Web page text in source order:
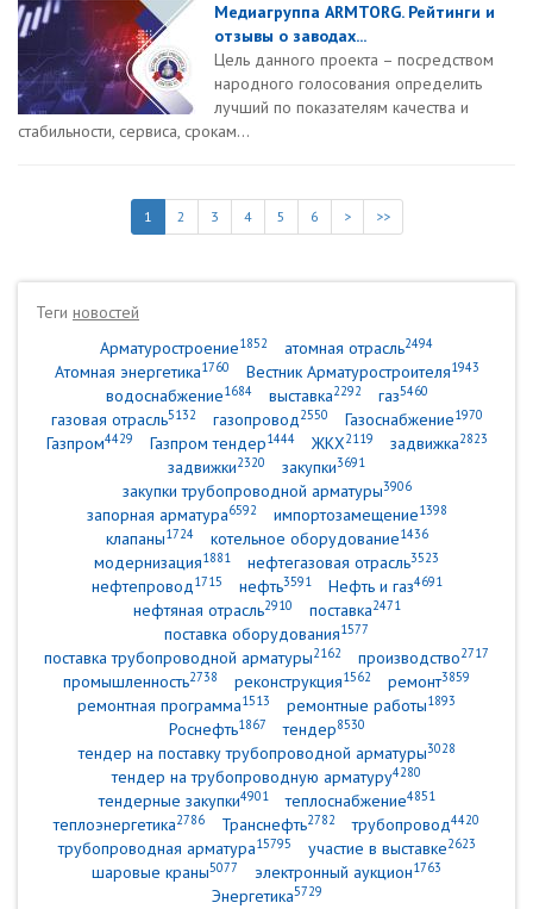
Медиагруппа ARMTORG. Рейтинги и
отзывы о заводах...
Цель данного проекта – посредством
народного голосования определить
лучший по показателям качества и
стабильности, сервиса, срокам...
1 2 3 4 5 6 > >>
Теги новостей
Арматуростроение1852 атомная отрасль2494
Атомная энергетика1760 Вестник Арматуростроителя1943
водоснабжение1684 выставка2292 газ5460
газовая отрасль5132 газопровод2550 Газоснабжение1970
Газпром4429 Газпром тендер1444 ЖКХ2119 задвижка2823
задвижки2320 закупки3691
закупки трубопроводной арматуры3906
запорная арматура6592 импортозамещение1398
клапаны1724 котельное оборудование1436
модернизация1881 нефтегазовая отрасль3523
нефтепровод1715 нефть3591 Нефть и газ4691
нефтяная отрасль2910 поставка2471
поставка оборудования1577
поставка трубопроводной арматуры2162 производство2717
промышленность2738 реконструкция1562 ремонт3859
ремонтная программа1513 ремонтные работы1893
Роснефть1867 тендер8530
тендер на поставку трубопроводной арматуры3028
тендер на трубопроводную арматуру4280
тендерные закупки4901 теплоснабжение4851
теплоэнергетика2786 Транснефть2782 трубопровод4420
трубопроводная арматура15795 участие в выставке2623
шаровые краны5077 электронный аукцион1763
Энергетика5729